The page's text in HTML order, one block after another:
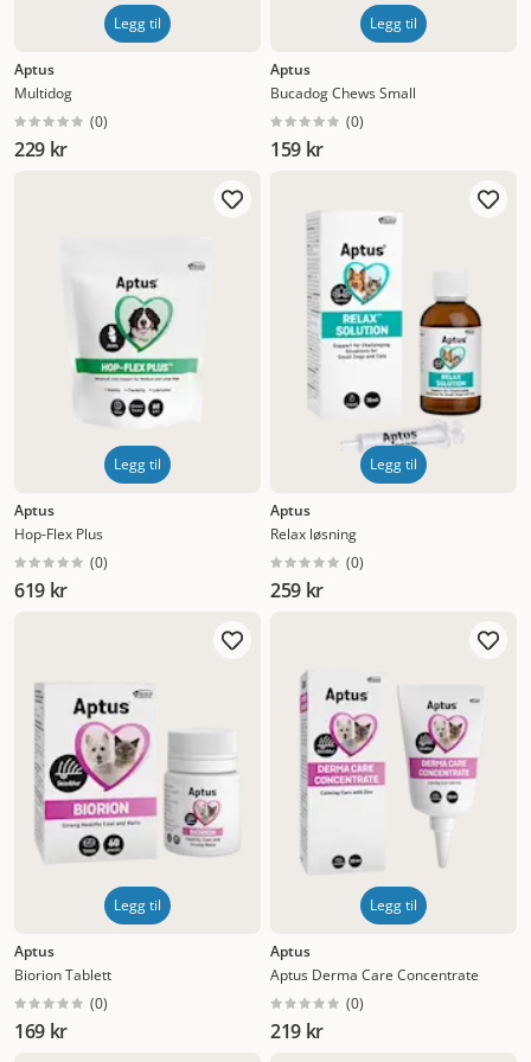
Legg til
Aptus
Multidog
(0)
229 kr
Legg til
Aptus
Bucadog Chews Small
(0)
159 kr
Legg til
Aptus
Hop-Flex Plus
(0)
619 kr
Legg til
Aptus
Relax løsning
(0)
259 kr
Legg til
Aptus
Biorion Tablett
(0)
169 kr
Legg til
Aptus
Aptus Derma Care Concentrate
(0)
219 kr